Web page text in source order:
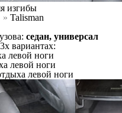
изгибы
» Talisman
седан, универсал
вариантах:
левой ноги
левой ноги
левой ноги